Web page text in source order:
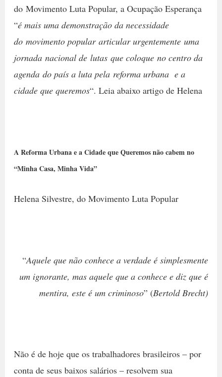
do Movimento Luta Popular, a Ocupação Esperança
“é mais uma demonstração da necessidade
do movimento popular articular urgentemente uma
jornada nacional de lutas que coloque no centro da
agenda do país a luta pela reforma urbana e a
cidade que queremos“. Leia abaixo artigo de Helena
A Reforma Urbana e a Cidade que Queremos não cabem no
“Minha Casa, Minha Vida”
Helena Silvestre, do Movimento Luta Popular
“Aquele que não conhece a verdade é simplesmente
um ignorante, mas aquele que a conhece e diz que é
mentira, este é um criminoso” (Bertold Brecht)
Não é de hoje que os trabalhadores brasileiros – por
conta de seus baixos salários – resolvem sua